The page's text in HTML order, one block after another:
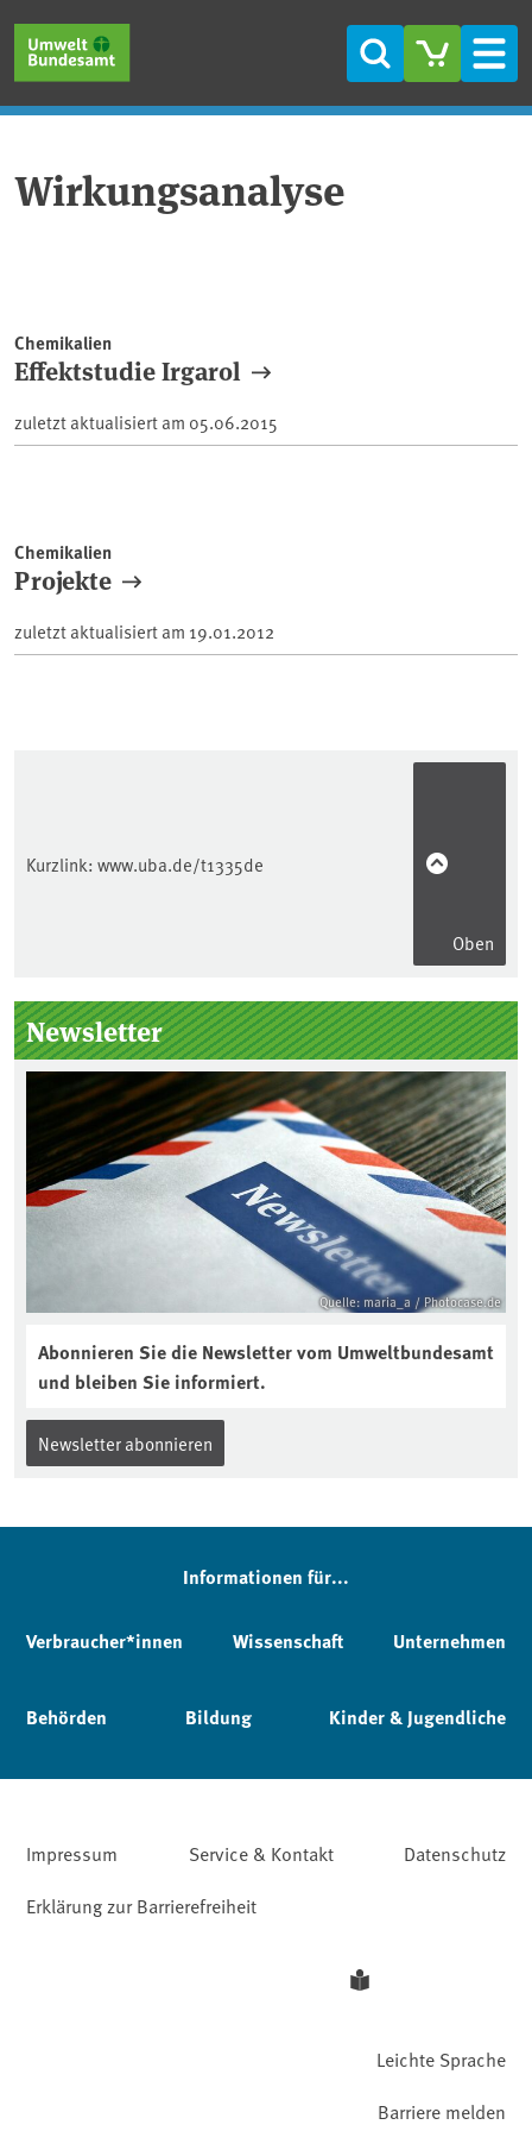
Suche
Wirkungsanalyse
Chemikalien
Effektstudie Irgarol
zuletzt aktualisiert am 05.06.2015
Chemikalien
Projekte
zuletzt aktualisiert am 19.01.2012
Kurzlink: www.uba.de/t1335de
Oben
Seitenleiste
Newsletter
Quelle: maria_a / Photocase.de
Abonnieren Sie die Newsletter vom Umweltbundesamt
und bleiben Sie informiert.
Newsletter abonnieren
Informationen für...
Verbraucher*innen Wissenschaft Unternehmen
Behörden Bildung Kinder & Jugendliche
Impressum Service & Kontakt
Datenschutz
Erklärung zur Barrierefreiheit
Leichte Sprache
Barriere melden